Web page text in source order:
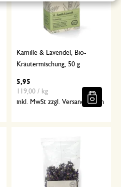
Kamille & Lavendel, Bio-
Kräutermischung, 50 g
5,95
119,00 / kg
inkl. MwSt zzgl. Versandkosten